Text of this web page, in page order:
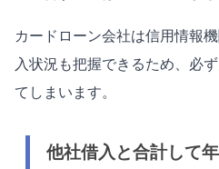
カードローン会社は信用情報
入状況も把握できるため、必
てしまいます。
他社借入と合計して